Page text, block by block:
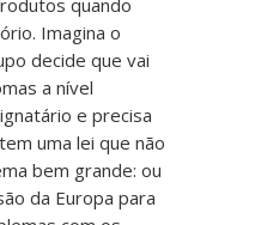
Imagina o
decide que vai
a nível
e precisa
uma lei que não
bem grande: ou
da Europa para